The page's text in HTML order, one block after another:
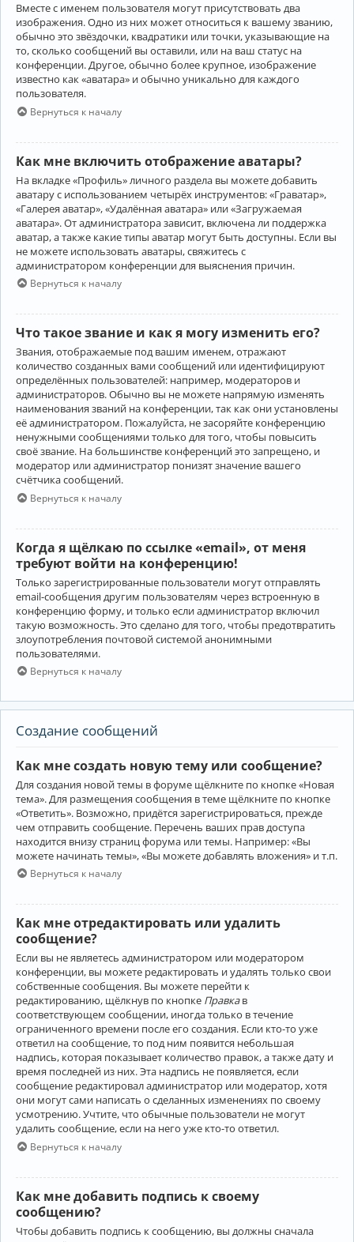
Вместе с именем пользователя могут присутствовать два
изображения. Одно из них может относиться к вашему званию,
обычно это звёздочки, квадратики или точки, указывающие на
то, сколько сообщений вы оставили, или на ваш статус на
конференции. Другое, обычно более крупное, изображение
известно как «аватара» и обычно уникально для каждого
пользователя.
Вернуться к началу
Как мне включить отображение аватары?
На вкладке «Профиль» личного раздела вы можете добавить
аватару с использованием четырёх инструментов: «Граватар»,
«Галерея аватар», «Удалённая аватара» или «Загружаемая
аватара». От администратора зависит, включена ли поддержка
аватар, а также какие типы аватар могут быть доступны. Если вы
не можете использовать аватары, свяжитесь с
администратором конференции для выяснения причин.
Вернуться к началу
Что такое звание и как я могу изменить его?
Звания, отображаемые под вашим именем, отражают
количество созданных вами сообщений или идентифицируют
определённых пользователей: например, модераторов и
администраторов. Обычно вы не можете напрямую изменять
наименования званий на конференции, так как они установлены
её администратором. Пожалуйста, не засоряйте конференцию
ненужными сообщениями только для того, чтобы повысить
своё звание. На большинстве конференций это запрещено, и
модератор или администратор понизят значение вашего
счётчика сообщений.
Вернуться к началу
Когда я щёлкаю по ссылке «email», от меня
требуют войти на конференцию!
Только зарегистрированные пользователи могут отправлять
email-сообщения другим пользователям через встроенную в
конференцию форму, и только если администратор включил
такую возможность. Это сделано для того, чтобы предотвратить
злоупотребления почтовой системой анонимными
пользователями.
Вернуться к началу
Создание сообщений
Как мне создать новую тему или сообщение?
Для создания новой темы в форуме щёлкните по кнопке «Новая
тема». Для размещения сообщения в теме щёлкните по кнопке
«Ответить». Возможно, придётся зарегистрироваться, прежде
чем отправить сообщение. Перечень ваших прав доступа
находится внизу страниц форума или темы. Например: «Вы
можете начинать темы», «Вы можете добавлять вложения» и т.п.
Вернуться к началу
Как мне отредактировать или удалить
сообщение?
Если вы не являетесь администратором или модератором
конференции, вы можете редактировать и удалять только свои
собственные сообщения. Вы можете перейти к
редактированию, щёлкнув по кнопке Правкав
соответствующем сообщении, иногда только в течение
ограниченного времени после его создания. Если кто-то уже
ответил на сообщение, то под ним появится небольшая
надпись, которая показывает количество правок, а также дату и
время последней из них. Эта надпись не появляется, если
сообщение редактировал администратор или модератор, хотя
они могут сами написать о сделанных изменениях по своему
усмотрению. Учтите, что обычные пользователи не могут
удалить сообщение, если на него уже кто-то ответил.
Вернуться к началу
Как мне добавить подпись к своему
сообщению?
Чтобы добавить подпись к сообщению, вы должны сначала